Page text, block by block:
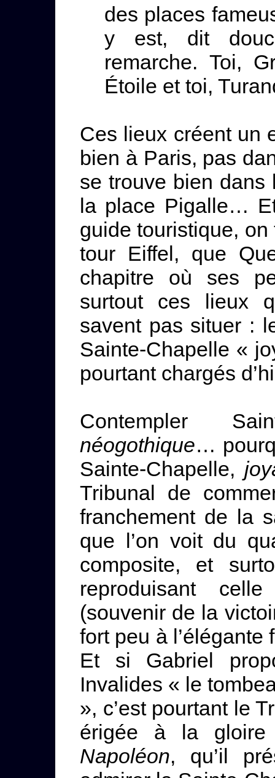
des places
y est, dit
remarche. Toi,
Étoile et toi,
Ces lieux créent un
bien à Paris, pas
se trouve bien
la place Pigalle…
guide touristique,
tour Eiffel, que
chapitre où ses
surtout ces lieux
savent pas situer :
Sainte-Chapelle «
pourtant chargés
Contempler
néogothique…
Sainte-Chapelle,
Tribunal de
franchement de la
que l’on voit du
composite, et
reproduisant
(souvenir de la
fort peu à
Et si Gabriel
Invalides « le
», c’est pourtant le
érigée à la
Napoléon, qu’il